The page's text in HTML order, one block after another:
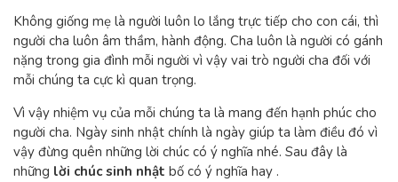
Không giống mẹ là người luôn lo lắng trực tiếp cho con cái, thì
người cha luôn âm thầm, hành động. Cha luôn là người có gánh
nặng trong gia đình mỗi người vì vậy vai trò người cha đối với
mỗi chúng ta cực kì quan trọng.
Vì vậy nhiệm vụ của mỗi chúng ta là mang đến hạnh phúc cho
người cha. Ngày sinh nhật chính là ngày giúp ta làm điều đó vì
vậy đừng quên những lời chúc có ý nghĩa nhé. Sau đây là
những lời chúc sinh nhật bố có ý nghĩa hay .